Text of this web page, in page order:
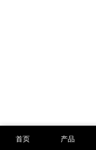
首页 产品